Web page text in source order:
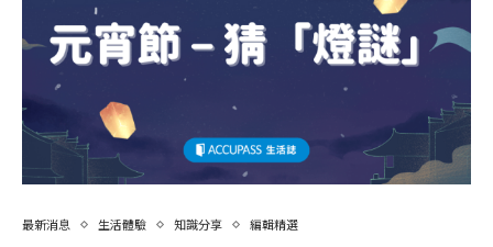
最新消息 生活體驗 知識分享 編輯精選